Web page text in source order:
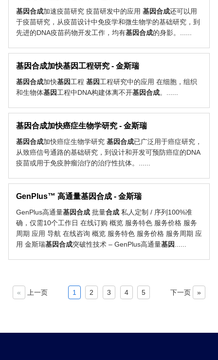
基因合成加速疫苗研究 疫苗研发中的应用 基因合成还可以用
于疫苗研究，从疫苗设计中免疫学和微生物学的基础研究，到
先进的DNA疫苗药物开发工作，均有基因合成的身影。......
基因合成加快基因工程研究 - 金斯瑞
基因合成加快基因工程 基因工程研究中的应用 在细胞，组织
和生物体基因工程中DNA构建体离不开基因合成。......
基因合成加快癌症生物学研究 - 金斯瑞
基因合成加快癌症生物学研究 基因合成已广泛用于癌症研究，
从致癌信号通路的基础研究，到设计和开发可预防癌症的DNA
疫苗或用于免疫肿瘤治疗的治疗性抗体。......
GenPlus™ 高通量基因合成 - 金斯瑞
GenPlus高通量基因合成 批量合成 私人定制 / 序列100%准
确，仅需10个工作日 在线订购 概览 服务特色 服务价格 服务
周期 应用 导航 在线咨询 概览 服务特色 服务价格 服务周期 应
用 金斯瑞基因合成突破性技术 – GenPlus高通量基因
« 上一页 1 2 3 4 5 下一页 »